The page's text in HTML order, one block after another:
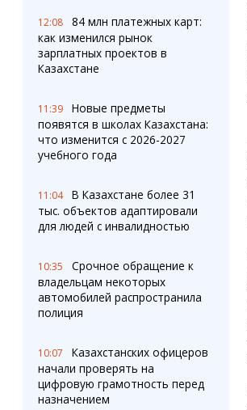
12:08
84 млн платежных карт:
как изменился рынок
зарплатных проектов в
Казахстане
11:39
Новые предметы
появятся в школах Казахстана:
что изменится с 2026-2027
учебного года
11:04
В Казахстане более 31
тыс. объектов адаптировали
для людей с инвалидностью
10:35
Срочное обращение к
владельцам некоторых
автомобилей распространила
полиция
10:07
Казахстанских офицеров
начали проверять на
цифровую грамотность перед
назначением